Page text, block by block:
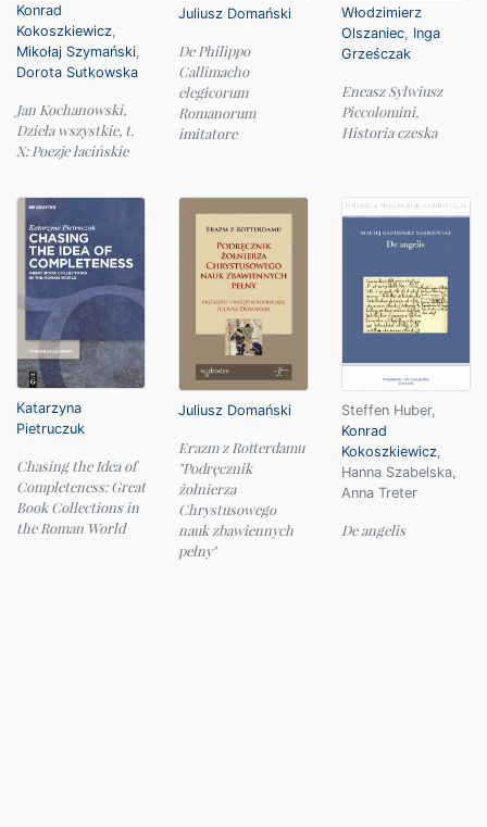
Konrad
Kokoszkiewicz,
Mikołaj Szymański,
Dorota Sutkowska
Jan Kochanowski,
Dzieła wszystkie, t.
X: Poezje łacińskie
Juliusz Domański
De Philippo
Callimacho
elegicorum
Romanorum
imitatore
Włodzimierz
Olszaniec, Inga
Grześczak
Eneasz Sylwiusz
Piccolomini,
Historia czeska
Katarzyna
Pietruczuk
Chasing the Idea of
Completeness: Great
Book Collections in
the Roman World
Juliusz Domański
Erazm z Rotterdamu
"Podręcznik
żołnierza
Chrystusowego
nauk zbawiennych
pełny"
Steffen Huber,
Konrad
Kokoszkiewicz,
Hanna Szabelska,
Anna Treter
De angelis